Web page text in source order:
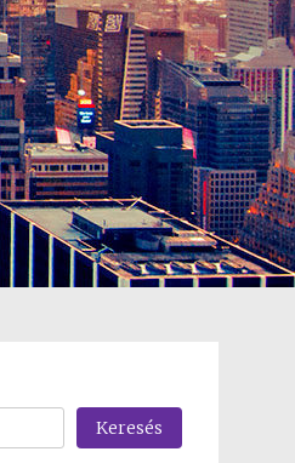
Keresés